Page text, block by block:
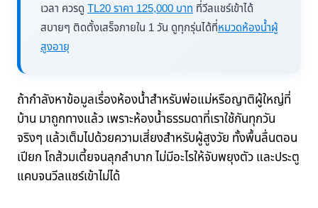
เวลา ควรดู TL20 ราคา 125,000 บาท ที่วีลแชร์เข้าได้
สบายๆ ติดตั้งเสร็จภายใน 1 วัน ดูทุกรุ่นได้ที่หมวดห้องน้ำผู้
สูงอายุ
ถ้ากำลังหาข้อมูลเรื่องห้องน้ำสำหรับพ่อแม่หรือญาติผู้ใหญ่ที่
บ้าน มาถูกทางแล้ว เพราะห้องน้ำธรรมดาที่เราใช้กันทุกวัน
จริงๆ แล้วเต็มไปด้วยความเสี่ยงสำหรับผู้สูงวัย ทั้งพื้นลื่นตอน
เปียก โถส้วมเตี้ยจนลุกลำบาก ไม่มีอะไรให้จับพยุงตัว และประตู
แคบจนวีลแชร์เข้าไม่ได้